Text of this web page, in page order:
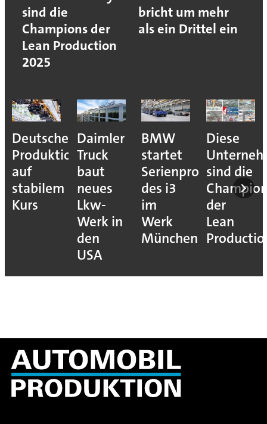
sind die
Champions der
Lean Production
2025
bricht um mehr
als ein Drittel ein
Deutsche
Produktion
auf
stabilem
Kurs
Daimler
Truck
baut
neues
Lkw-
Werk in
den
USA
BMW
startet
Serienproduktion
des i3
im
Werk
München
Diese
sind die
der
Lean